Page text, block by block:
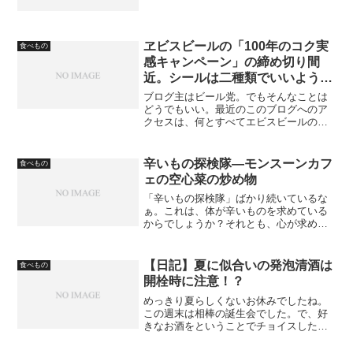
を追求したい。即...
食べもの
ヱビスビールの「100年のコク実
感キャンペーン」の締め切り間
近。シールは二種類でいいようで
す！
ブログ主はビール党。でもそんなことは
どうでもいい。最近のこのブログへのア
クセスは、何とすべてエビスビールのキ
食べもの
辛いもの探検隊―モンスーンカフ
ェの空心菜の炒め物
「辛いもの探検隊」ばかり続いているな
ぁ。これは、体が辛いものを求めている
からでしょうか？それとも、心が求めて
ということで、地元たまプラーザ、超有
名なエスニック風レストラ...
食べもの
【日記】夏に似合いの発泡清酒は
開栓時に注意！？
めっきり夏らしくないお休みでしたね。
この週末は相棒の誕生会でした。で、好
きなお酒をということでチョイスしたの